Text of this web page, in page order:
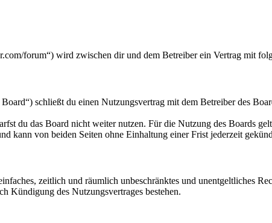
forum“) wird zwischen dir und dem Betreiber ein Vertrag mit
schließt du einen Nutzungsvertrag mit dem Betreiber des
du das Board nicht weiter nutzen. Für die Nutzung des Boards
kann von beiden Seiten ohne Einhaltung einer Frist jederzeit
zeitlich und räumlich unbeschränktes und unentgeltliches
Kündigung des Nutzungsvertrages bestehen.